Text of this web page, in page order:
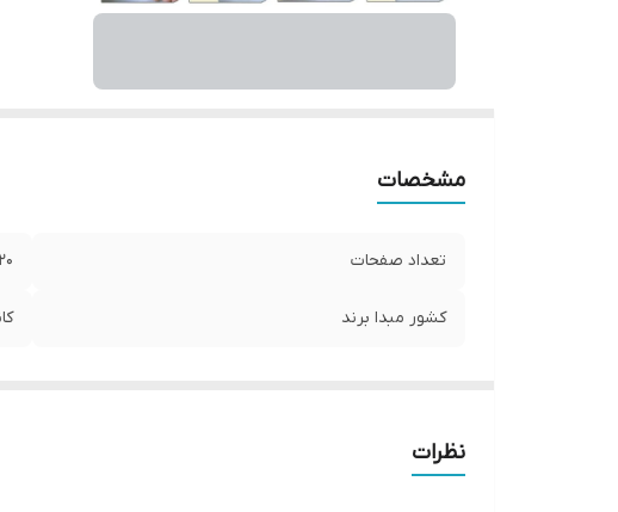
مشخصات
تعداد صفحات ۲۰ برگ
کشور مبدا برند
نظرات